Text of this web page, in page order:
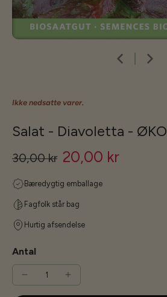
Ikke nedsatte varer.
Salat - Diavoletta - ØKO
30,00 kr 20,00 kr
Bæredygtig emballage
Fagfolk står bag
Hurtig afsendelse
Antal